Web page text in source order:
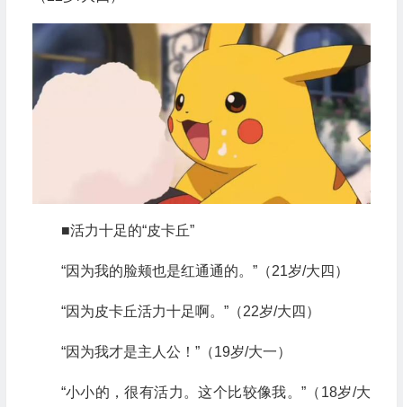
■活力十足的“皮卡丘”
“因为我的脸颊也是红通通的。”（21岁/大四）
“因为皮卡丘活力十足啊。”（22岁/大四）
“因为我才是主人公！”（19岁/大一）
“小小的，很有活力。这个比较像我。”（18岁/大